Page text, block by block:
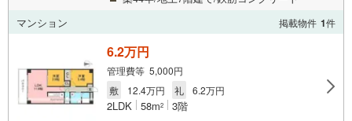
マンション
掲載物件 1件
6.2万円
管理費等 5,000円
敷
12.4万円 礼 6.2万円
2LDK 58m2 3階